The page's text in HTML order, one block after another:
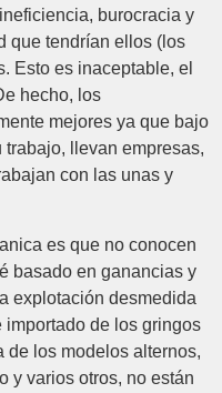
burocracia y
que tendrían ellos (los
Esto es inaceptable, el
hecho, los
mejores ya que bajo
llevan empresas,
con las unas y
es que no conocen
basado en ganancias y
explotación desmedida
importado de los gringos
de los modelos alternos,
y varios otros, no están